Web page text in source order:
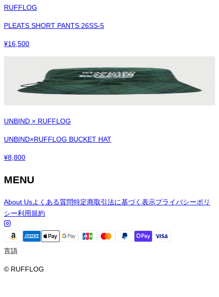
RUFFLOG
PLEATS SHORT PANTS 26SS-5
¥16,500
UNBIND × RUFFLOG
UNBIND×RUFFLOG BUCKET HAT
¥8,800
MENU
About Usよくある質問特定商取引法に基づく表示プライバシーポリ
シー利用規約
言語
© RUFFLOG